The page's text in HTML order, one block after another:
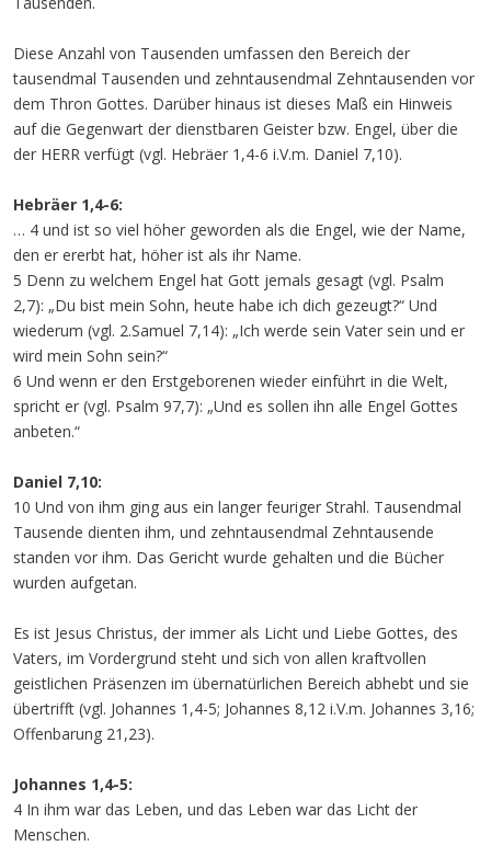
Diese Anzahl von Tausenden umfassen den Bereich der
tausendmal Tausenden und zehntausendmal Zehntausenden vor
dem Thron Gottes. Darüber hinaus ist dieses Maß ein Hinweis
auf die Gegenwart der dienstbaren Geister bzw. Engel, über die
der HERR verfügt (vgl. Hebräer 1,4-6 i.V.m. Daniel 7,10).
Hebräer 1,4-6:
… 4 und ist so viel höher geworden als die Engel, wie der Name,
den er ererbt hat, höher ist als ihr Name.
5 Denn zu welchem Engel hat Gott jemals gesagt (vgl. Psalm
2,7): „Du bist mein Sohn, heute habe ich dich gezeugt?“ Und
wiederum (vgl. 2.Samuel 7,14): „Ich werde sein Vater sein und er
wird mein Sohn sein?“
6 Und wenn er den Erstgeborenen wieder einführt in die Welt,
spricht er (vgl. Psalm 97,7): „Und es sollen ihn alle Engel Gottes
anbeten.“
Daniel 7,10:
10 Und von ihm ging aus ein langer feuriger Strahl. Tausendmal
Tausende dienten ihm, und zehntausendmal Zehntausende
standen vor ihm. Das Gericht wurde gehalten und die Bücher
wurden aufgetan.
Es ist Jesus Christus, der immer als Licht und Liebe Gottes, des
Vaters, im Vordergrund steht und sich von allen kraftvollen
geistlichen Präsenzen im übernatürlichen Bereich abhebt und sie
übertrifft (vgl. Johannes 1,4-5; Johannes 8,12 i.V.m. Johannes 3,16;
Offenbarung 21,23).
Johannes 1,4-5:
4 In ihm war das Leben, und das Leben war das Licht der
Menschen.